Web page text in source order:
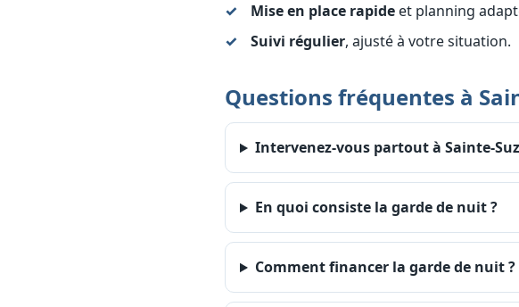
Mise en place rapideet planning
Suivi régulier, ajusté à votre situation.
Questions fréquentes à
Intervenez-vous partout à Sainte-
En quoi consiste la garde de nuit ?
Comment financer la garde de nuit ?